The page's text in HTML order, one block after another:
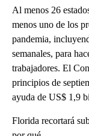
Al menos 26
menos uno de los
pandemia,
semanales, para
trabajadores. El
principios de
ayuda de US$ 1,9
Florida recortará